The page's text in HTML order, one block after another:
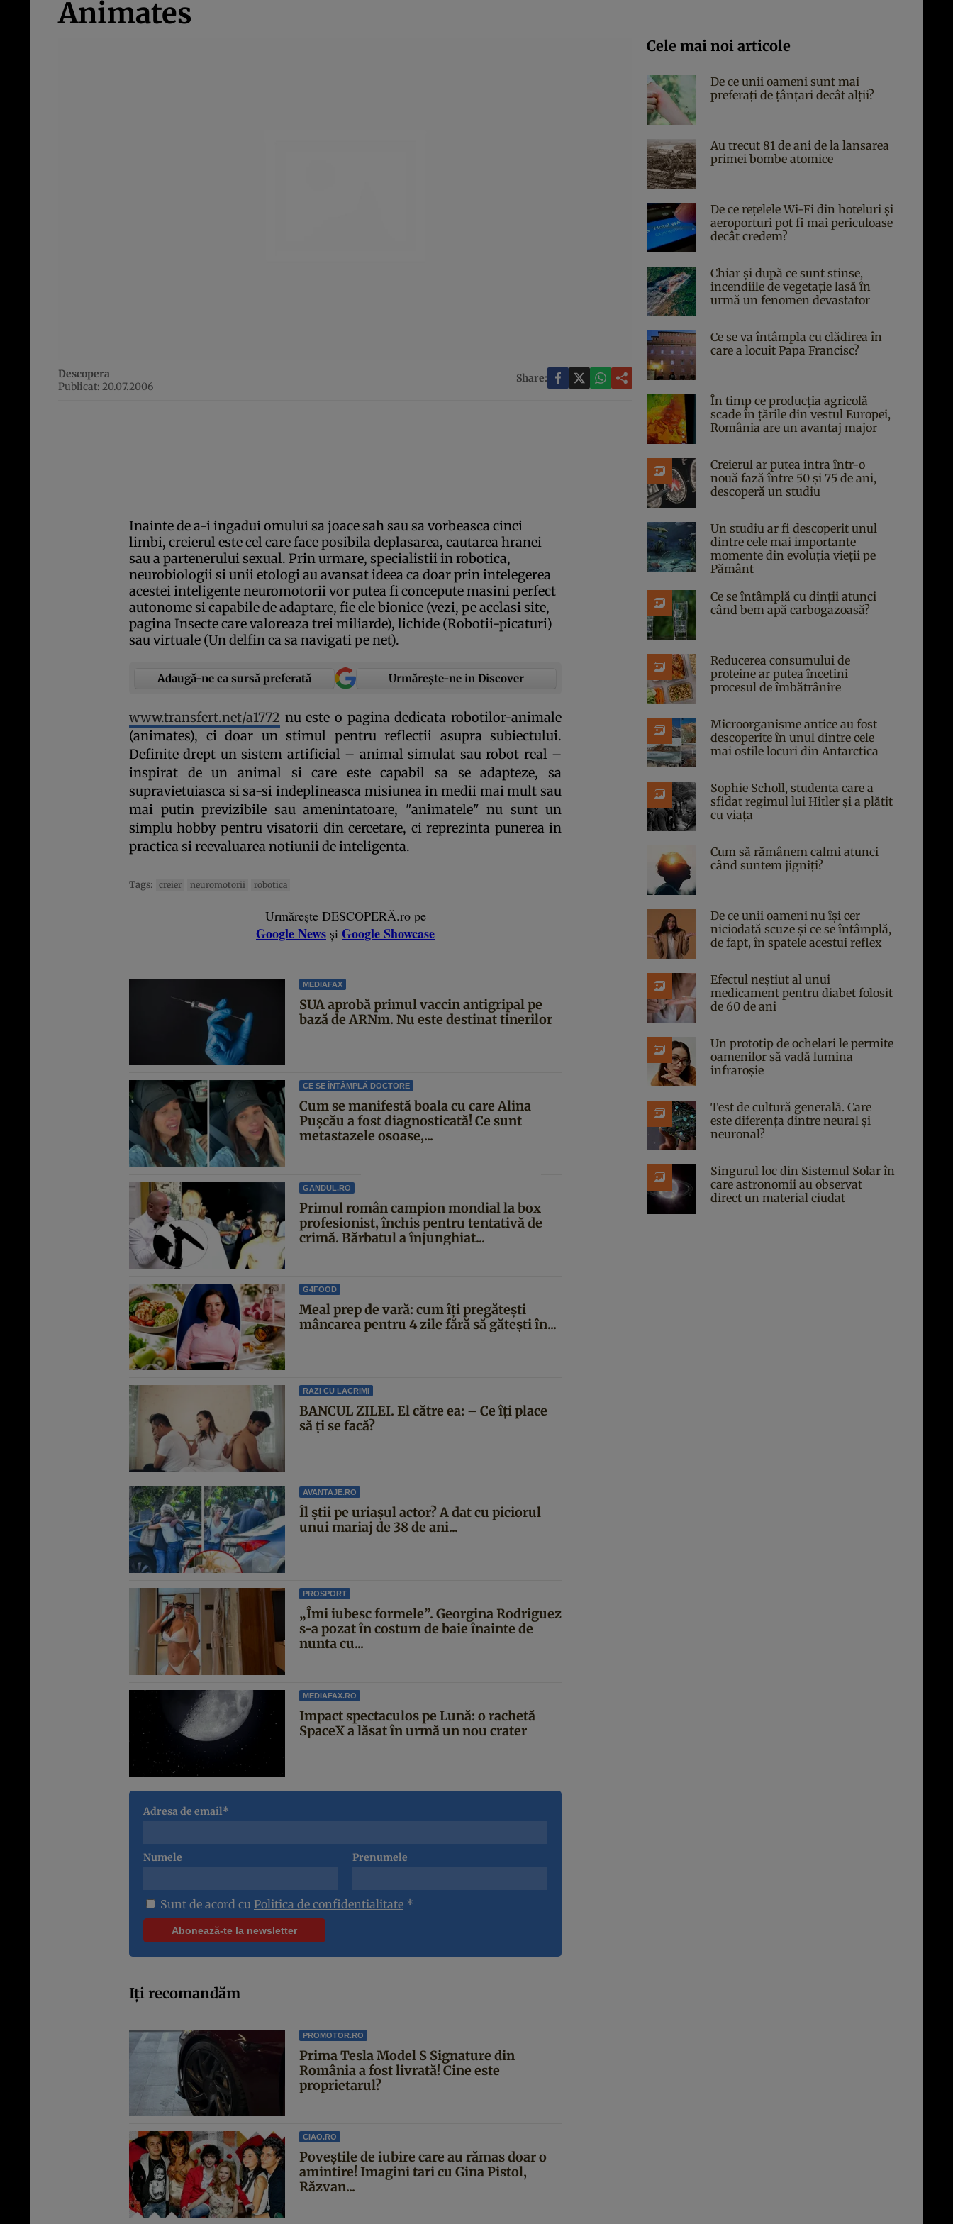
Animates
Descopera
Publicat: 20.07.2006
Share:
Inainte de a-i ingadui omului sa joace sah sau sa vorbeasca cinci
limbi, creierul este cel care face posibila deplasarea, cautarea hranei
sau a partenerului sexual. Prin urmare, specialistii in robotica,
neurobiologii si unii etologi au avansat ideea ca doar prin intelegerea
acestei inteligente neuromotorii vor putea fi concepute masini perfect
autonome si capabile de adaptare, fie ele bionice (vezi, pe acelasi site,
pagina Insecte care valoreaza trei miliarde), lichide (Robotii-picaturi)
sau virtuale (Un delfin ca sa navigati pe net).
Adaugă-ne ca sursă preferată Urmărește-ne in Discover
www.transfert.net/a1772 nu este o pagina dedicata robotilor-animale
(animates), ci doar un stimul pentru reflectii asupra subiectului.
Definite drept un sistem artificial – animal simulat sau robot real –
inspirat de un animal si care este capabil sa se adapteze, sa
supravietuiasca si sa-si indeplineasca misiunea in medii mai mult sau
mai putin previzibile sau amenintatoare, "animatele" nu sunt un
simplu hobby pentru visatorii din cercetare, ci reprezinta punerea in
practica si reevaluarea notiunii de inteligenta.
Tags: creier neuromotorii robotica
Urmărește DESCOPERĂ.ro pe
Google News și Google Showcase
MEDIAFAX
SUA aprobă primul vaccin antigripal pe
bază de ARNm. Nu este destinat tinerilor
CE SE ÎNTÂMPLĂ DOCTORE
Cum se manifestă boala cu care Alina
Pușcău a fost diagnosticată! Ce sunt
metastazele osoase,...
GANDUL.RO
Primul român campion mondial la box
profesionist, închis pentru tentativă de
crimă. Bărbatul a înjunghiat...
G4FOOD
Meal prep de vară: cum îți pregătești
mâncarea pentru 4 zile fără să gătești în...
RAZI CU LACRIMI
BANCUL ZILEI. El către ea: – Ce îți place
să ți se facă?
AVANTAJE.RO
Îl știi pe uriașul actor? A dat cu piciorul
unui mariaj de 38 de ani...
PROSPORT
„Îmi iubesc formele”. Georgina Rodriguez
s-a pozat în costum de baie înainte de
nunta cu...
MEDIAFAX.RO
Impact spectaculos pe Lună: o rachetă
SpaceX a lăsat în urmă un nou crater
Adresa de email*
Numele Prenumele
Sunt de acord cu Politica de confidentialitate *
Iți recomandăm
PROMOTOR.RO
Prima Tesla Model S Signature din
România a fost livrată! Cine este
proprietarul?
CIAO.RO
Poveştile de iubire care au rămas doar o
amintire! Imagini tari cu Gina Pistol,
Răzvan...
Cele mai noi articole
De ce unii oameni sunt mai
preferați de țânțari decât alții?
Au trecut 81 de ani de la lansarea
primei bombe atomice
De ce rețelele Wi-Fi din hoteluri și
aeroporturi pot fi mai periculoase
decât credem?
Chiar și după ce sunt stinse,
incendiile de vegetație lasă în
urmă un fenomen devastator
Ce se va întâmpla cu clădirea în
care a locuit Papa Francisc?
În timp ce producția agricolă
scade în țările din vestul Europei,
România are un avantaj major
Creierul ar putea intra într-o
nouă fază între 50 și 75 de ani,
descoperă un studiu
Un studiu ar fi descoperit unul
dintre cele mai importante
momente din evoluția vieții pe
Pământ
Ce se întâmplă cu dinții atunci
când bem apă carbogazoasă?
Reducerea consumului de
proteine ar putea încetini
procesul de îmbătrânire
Microorganisme antice au fost
descoperite în unul dintre cele
mai ostile locuri din Antarctica
Sophie Scholl, studenta care a
sfidat regimul lui Hitler și a plătit
cu viața
Cum să rămânem calmi atunci
când suntem jigniți?
De ce unii oameni nu își cer
niciodată scuze și ce se întâmplă,
de fapt, în spatele acestui reflex
Efectul neștiut al unui
medicament pentru diabet folosit
de 60 de ani
Un prototip de ochelari le permite
oamenilor să vadă lumina
infraroșie
Test de cultură generală. Care
este diferența dintre neural și
neuronal?
Singurul loc din Sistemul Solar în
care astronomii au observat
direct un material ciudat